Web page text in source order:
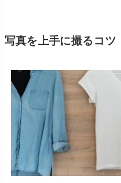
写真を上手に撮るコツ